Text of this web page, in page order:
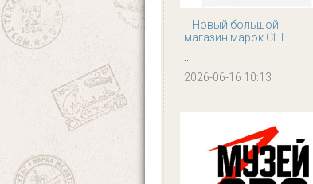
Новый большой
магазин марок СНГ
...
2026-06-16 10:13